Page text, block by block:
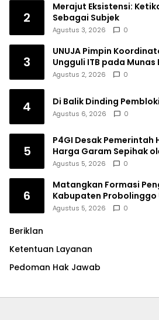
2
Merajut Eksistensi:
Sebagai Subjek
Agustus 3, 2026 0
3
UNUJA Pimpin
Ungguli ITB pada Munas
Agustus 2, 2026 0
4 Di Balik Dinding
Agustus 6, 2026 0
5
P4GI Desak Pemerintah
Harga Garam Sepihak
Agustus 5, 2026 0
6
Matangkan Formasi
Kabupaten
dan Kinerja
Agustus 5, 2026 0
Beriklan
Ketentuan Layanan
Pedoman Hak Jawab